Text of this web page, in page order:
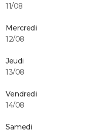
11/08
Mercredi
12/08
Jeudi
13/08
Vendredi
14/08
Samedi